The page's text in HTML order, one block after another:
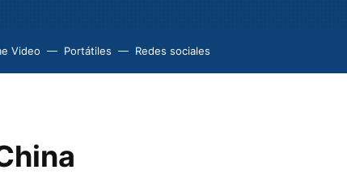
Video Portátiles Redes sociales